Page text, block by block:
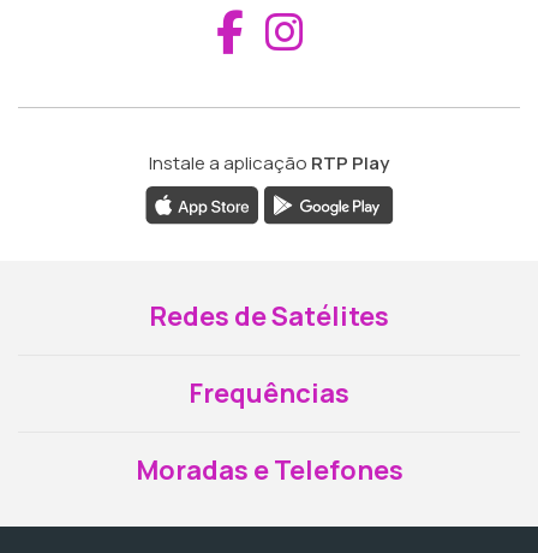
Aceder ao
Instale a aplicação RTP Play
Redes de Satélites
Frequências
Moradas e Telefones